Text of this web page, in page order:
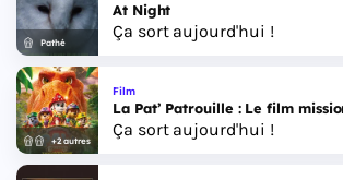
Pathé
At Night
Ça sort aujourd'hui !
+2 autres
Film
La Pat’ Patrouille : Le film
Ça sort aujourd'hui !